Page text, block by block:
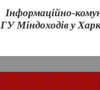
Інформаційно-
ГУ Міндоходів у